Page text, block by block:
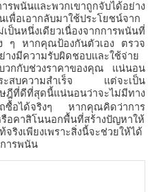
รพนันและพวกเขาถูกจับได้อย่าง
เพื่อเอากลับมาใช้ประโยชน์จาก
ป็นหนึ่งเดียวเนื่องจากการพนันที่
ๆ หากคุณป้องกันตัวเอง
ตรวจ
งมีความรับผิดชอบและใช้จ่าย
วกกับช่วงราคาของคุณ
แน่นอน
สบความสำเร็จ
แต่จะเป็น
ฎีที่ดีที่สุดนี้แน่นอนว่าจะไม่มีทาง
ซื้อได้จริงๆ
หากคุณคิดว่าการ
อคาสิโนนอกพื้นที่สร้างปัญหาให้
ริงเพียงเพราะสิ่งนี้จะช่วยให้ได้
ารพนัน